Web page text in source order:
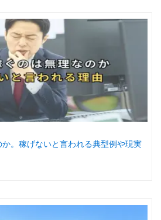
。稼げないと言われる典型例や現実